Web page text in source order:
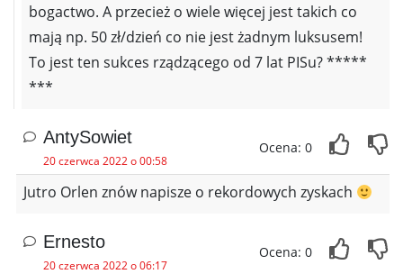
bogactwo. A przecież o wiele więcej jest takich co
mają np. 50 zł/dzień co nie jest żadnym luksusem!
To jest ten sukces rządzącego od 7 lat PISu? *****
***
AntySowiet
20 czerwca 2022 o 00:58
Ocena: 0
Jutro Orlen znów napisze o rekordowych zyskach
Ernesto
20 czerwca 2022 o 06:17
Ocena: 0